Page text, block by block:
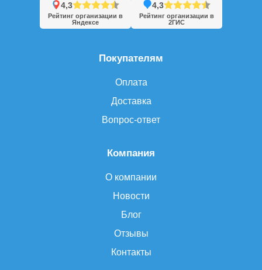
Компания
О компании
Новости
Блог
Отзывы
Контакты
Покупателям
Оплата
Доставка
Вопрос-ответ
4,3
Рейтинг организации в
Яндексе
4,3
Рейтинг организации в
2ГИС